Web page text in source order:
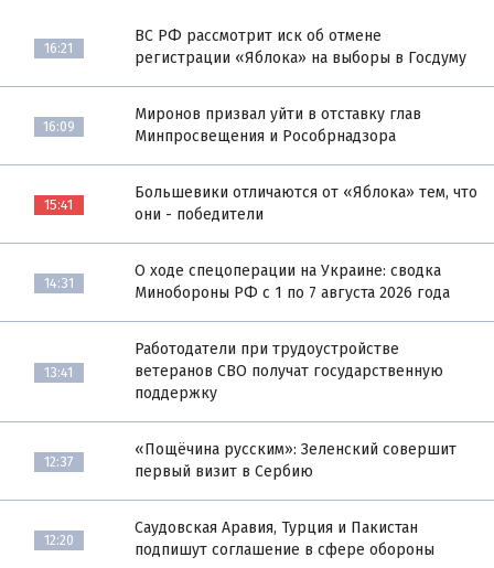
16:21
ВС РФ рассмотрит иск об отмене
регистрации «Яблока» на выборы в Госдуму
16:09
Миронов призвал уйти в отставку глав
Минпросвещения и Рособрнадзора
15:41
Большевики отличаются от «Яблока» тем, что
они - победители
14:31
О ходе спецоперации на Украине: сводка
Минобороны РФ с 1 по 7 августа 2026 года
13:41
Работодатели при трудоустройстве
ветеранов СВО получат государственную
поддержку
12:37
«Пощёчина русским»: Зеленский совершит
первый визит в Сербию
12:20
Саудовская Аравия, Турция и Пакистан
подпишут соглашение в сфере обороны